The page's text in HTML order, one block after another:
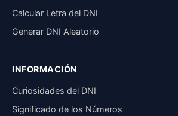
Calcular Letra del DNI
Generar DNI Aleatorio
INFORMACIÓN
Curiosidades del DNI
Significado de los Números